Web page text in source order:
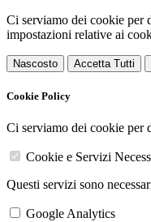
Ci serviamo dei cookie per
impostazioni relative ai
Nascosto Accetta Tutti
Cookie Policy
Ci serviamo dei cookie per
Cookie e Servizi
Questi servizi sono
Google Analytics